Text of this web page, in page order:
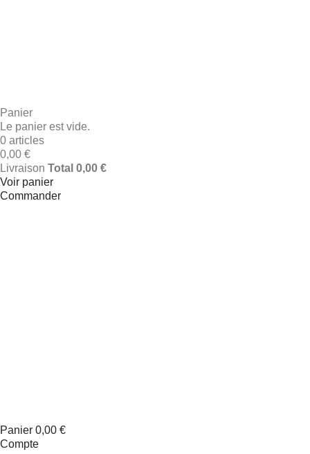
Panier
Le panier est vide.
0 articles
0,00 €
Livraison Total 0,00 €
Voir panier
Commander
Panier 0,00 €
Compte